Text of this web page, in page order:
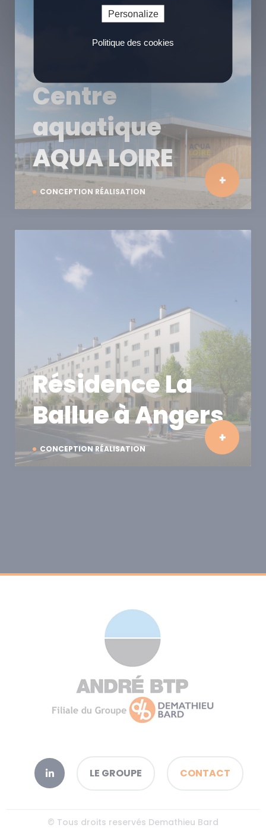
CONCEPTION RÉALISATION
Centre
aquatique
AQUA LOIRE
CONCEPTION RÉALISATION
Résidence La
Ballue à Angers
LE GROUPE CONTACT
© Tous droits reservés Demathieu Bard
Personalize
Politique des cookies